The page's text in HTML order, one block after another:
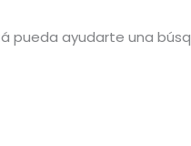
pueda ayudarte una